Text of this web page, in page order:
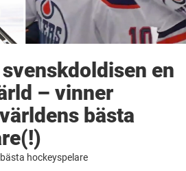
en
– vinner
bästa
hockeyspelare